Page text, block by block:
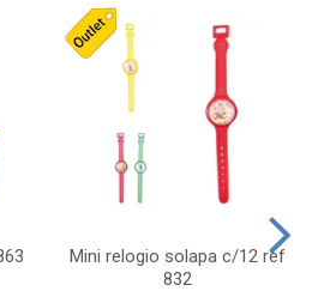
Mini relogio solapa c/12 ref
832